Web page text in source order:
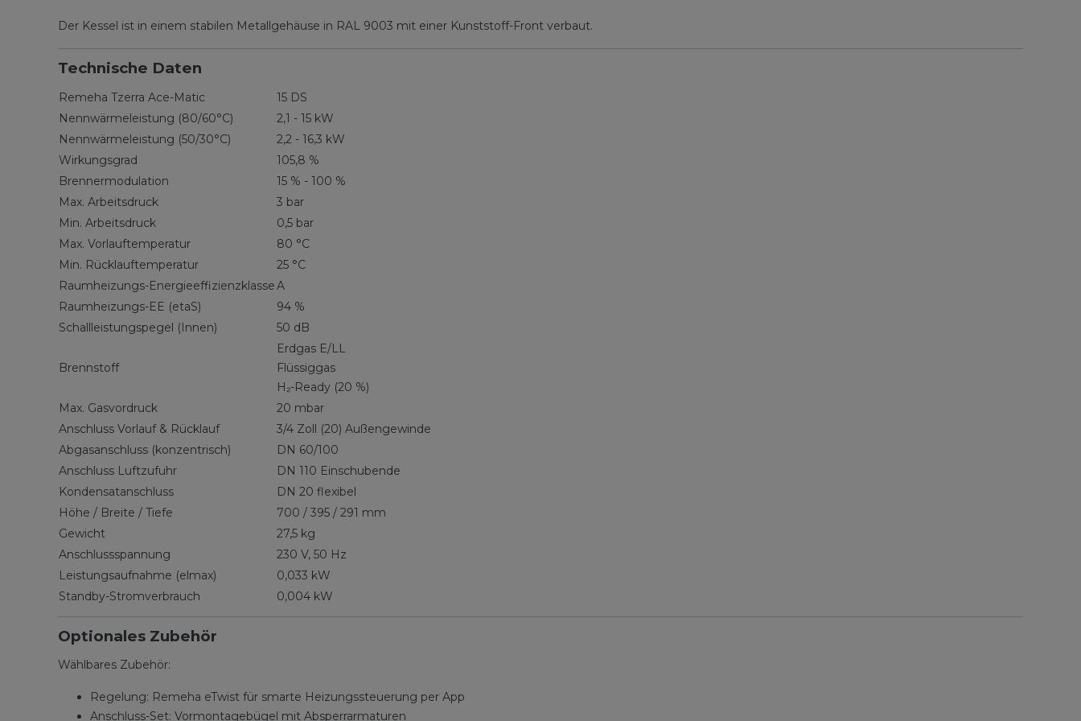
Der Kessel ist in einem stabilen Metallgehäuse in RAL 9003 mit einer Kunststoff-Front verbaut.
Technische Daten
Remeha Tzerra Ace-Matic
15 DS
Nennwärmeleistung (80/60°C)
2,1 - 15 kW
Nennwärmeleistung (50/30°C)
2,2 - 16,3 kW
Wirkungsgrad
105,8 %
Brennermodulation
15 % - 100 %
Max. Arbeitsdruck
3 bar
Min. Arbeitsdruck
0,5 bar
Max. Vorlauftemperatur
80 °C
Min. Rücklauftemperatur
25 °C
Raumheizungs-EnergieeffizienzklasseA
Raumheizungs-EE (etaS)
94 %
Schallleistungspegel (Innen)
50 dB
Brennstoff
Erdgas E/LL
Flüssiggas
H₂-Ready (20 %)
Max. Gasvordruck
20 mbar
Anschluss Vorlauf & Rücklauf
3/4 Zoll (20) Außengewinde
Abgasanschluss (konzentrisch)
DN 60/100
Anschluss Luftzufuhr
DN 110 Einschubende
Kondensatanschluss
DN 20 flexibel
Höhe / Breite / Tiefe
700 / 395 / 291 mm
Gewicht
27,5 kg
Anschlussspannung
230 V, 50 Hz
Leistungsaufnahme (elmax)
0,033 kW
Standby-Stromverbrauch
0,004 kW
Optionales Zubehör
Wählbares Zubehör:
Regelung: Remeha eTwist für smarte Heizungssteuerung per App
Anschluss-Set: Vormontagebügel mit Absperrarmaturen